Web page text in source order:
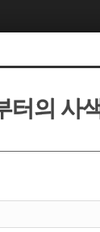
터의 사